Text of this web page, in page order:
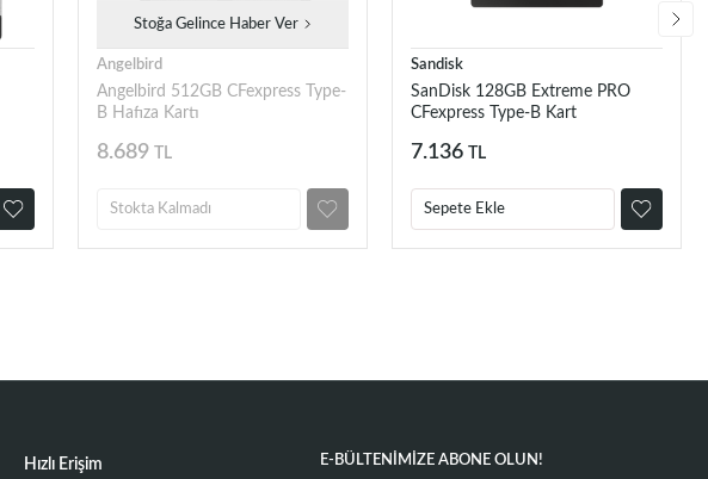
Stoğa Gelince Haber Ver
Angelbird
Angelbird 512GB CFexpress Type-
B Hafıza Kartı
8.689 TL
Stokta Kalmadı
Sandisk
SanDisk 128GB Extreme PRO
CFexpress Type-B Kart
7.136 TL
Sepete Ekle
Hızlı Erişim E-BÜLTENIMIZE ABONE OLUN!